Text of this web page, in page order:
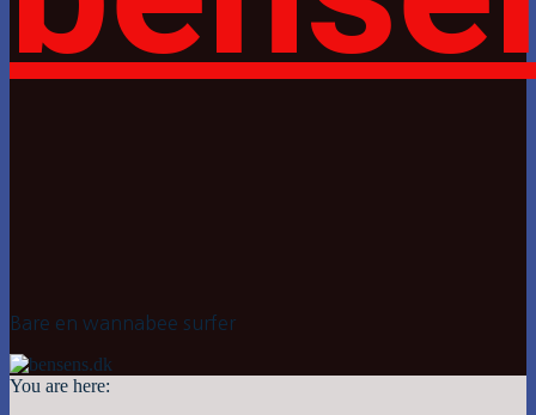
Bare en wannabee surfer
You are here: